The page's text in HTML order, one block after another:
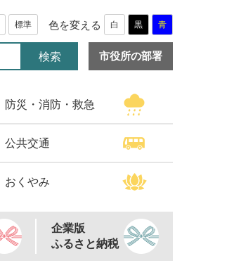
標準 色を変える 白 黒 青
市役所の部署
防災・消防・救急
公共交通
おくやみ
企業版
ふるさと納税